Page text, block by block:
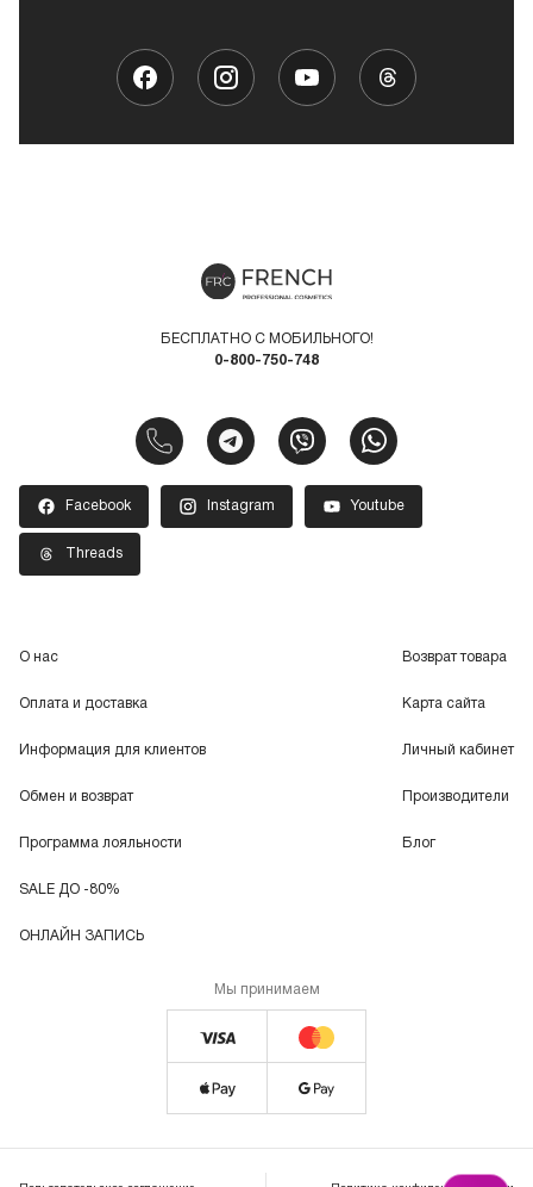
БЕСПЛАТНО С МОБИЛЬНОГО!
0-800-750-748
Facebook Instagram Youtube
Threads
О нас
Оплата и доставка
Информация для клиентов
Обмен и возврат
Программа лояльности
SALE ДО -80%
ОНЛАЙН ЗАПИСЬ
Возврат товара
Карта сайта
Личный кабинет
Производители
Блог
Мы принимаем